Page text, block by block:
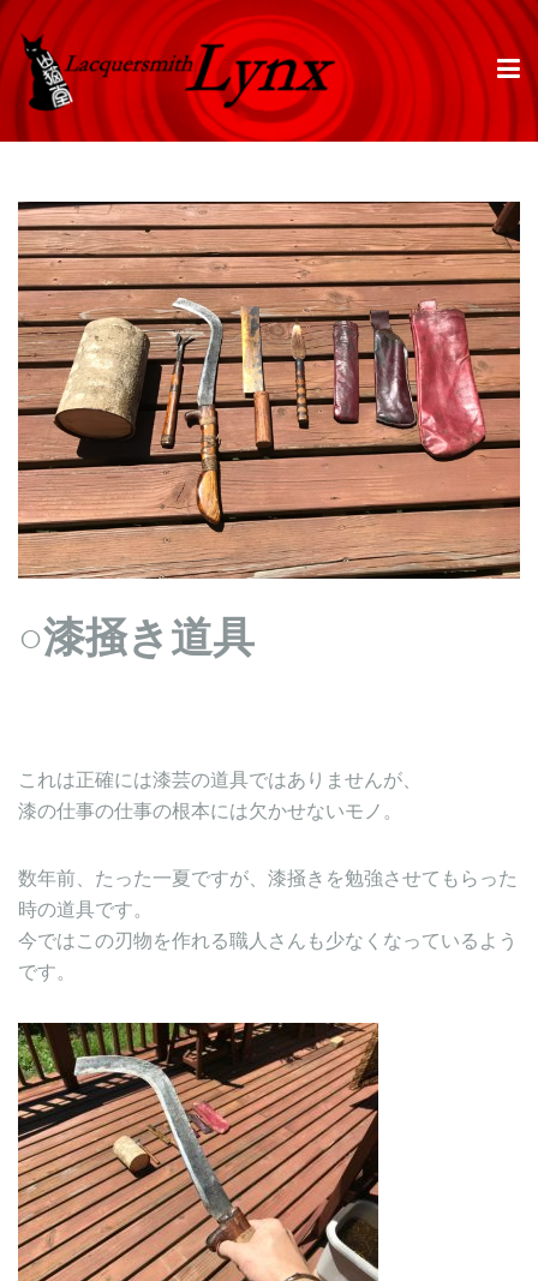
○漆掻き道具
これは正確には漆芸の道具ではありませんが、
漆の仕事の仕事の根本には欠かせないモノ。
数年前、たった一夏ですが、漆掻きを勉強させてもらった
時の道具です。
今ではこの刃物を作れる職人さんも少なくなっているよう
です。